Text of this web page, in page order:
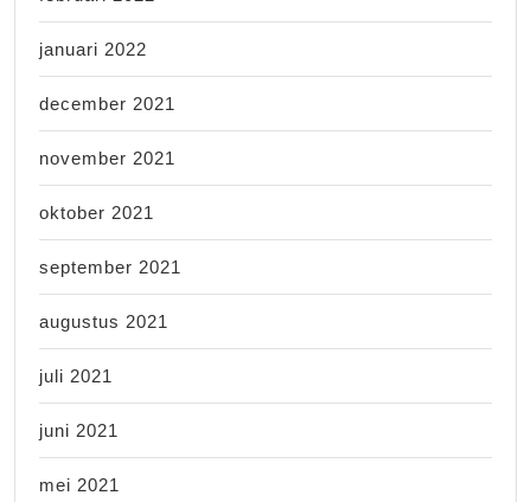
januari 2022
december 2021
november 2021
oktober 2021
september 2021
augustus 2021
juli 2021
juni 2021
mei 2021